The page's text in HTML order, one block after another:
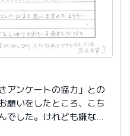
アンケートの協力」との
願いをしたところ、こち
した。けれども嫌な顔